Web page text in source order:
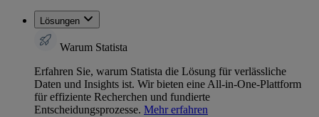
Lösungen
Warum Statista
Erfahren Sie, warum Statista die Lösung für verlässliche
Daten und Insights ist. Wir bieten eine All-in-One-Plattform
für effiziente Recherchen und fundierte
Entscheidungsprozesse. Mehr erfahren